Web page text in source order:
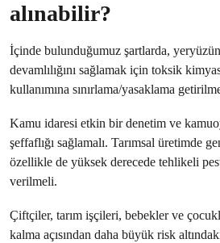
alınabilir?
İçinde bulunduğumuz şartlarda,
devamlılığını sağlamak için toksik
kullanımına sınırlama/yasaklama
Kamu idaresi etkin bir denetim ve
şeffaflığı sağlamalı. Tarımsal üretimde
özellikle de yüksek derecede tehlikeli
verilmeli.
Çiftçiler, tarım işçileri, bebekler ve
kalma açısından daha büyük risk